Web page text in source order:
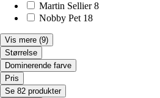
Martin Sellier 8
Nobby Pet 18
Vis mere (9)
Størrelse
Dominerende farve
Pris
Se 82 produkter